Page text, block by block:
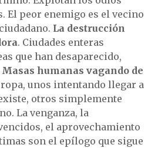
El peor enemigo es el vecino
La destrucción
. Ciudades enteras
que han desaparecido,
Masas humanas vagando de
unos intentando llegar a
otros simplemente
La venganza, la
el aprovechamiento
son el epílogo que sigue